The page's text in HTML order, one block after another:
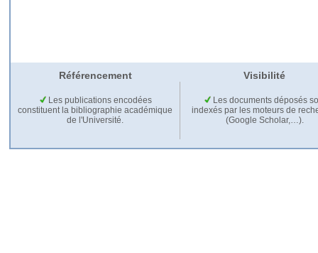
Référencement Visibilité
Les publications encodées
constituent la bibliographie académique
de l'Université.
Les documents déposés
indexés par les moteurs de
(Google Scholar,…).